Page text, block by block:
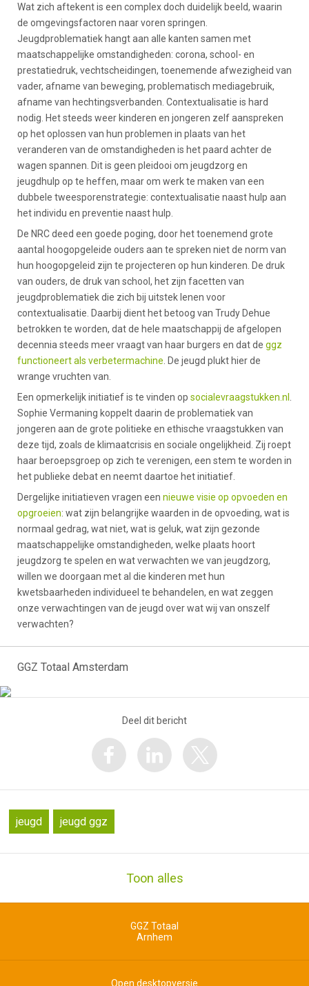
Wat zich aftekent is een complex doch duidelijk beeld, waarin
de omgevingsfactoren naar voren springen.
Jeugdproblematiek hangt aan alle kanten samen met
maatschappelijke omstandigheden: corona, school- en
prestatiedruk, vechtscheidingen, toenemende afwezigheid van
vader, afname van beweging, problematisch mediagebruik,
afname van hechtingsverbanden. Contextualisatie is hard
nodig. Het steeds weer kinderen en jongeren zelf aanspreken
op het oplossen van hun problemen in plaats van het
veranderen van de omstandigheden is het paard achter de
wagen spannen. Dit is geen pleidooi om jeugdzorg en
jeugdhulp op te heffen, maar om werk te maken van een
dubbele tweesporenstrategie: contextualisatie naast hulp aan
het individu en preventie naast hulp.
De NRC deed een goede poging, door het toenemend grote
aantal hoogopgeleide ouders aan te spreken niet de norm van
hun hoogopgeleid zijn te projecteren op hun kinderen. De druk
van ouders, de druk van school, het zijn facetten van
jeugdproblematiek die zich bij uitstek lenen voor
contextualisatie. Daarbij dient het betoog van Trudy Dehue
betrokken te worden, dat de hele maatschappij de afgelopen
decennia steeds meer vraagt van haar burgers en dat de ggz
functioneert als verbetermachine . De jeugd plukt hier de
wrange vruchten van.
Een opmerkelijk initiatief is te vinden op socialevraagstukken.nl
Sophie Vermaning koppelt daarin de problematiek van
jongeren aan de grote politieke en ethische vraagstukken van
deze tijd, zoals de klimaatcrisis en sociale ongelijkheid. Zij roept
haar beroepsgroep op zich te verenigen, een stem te worden in
het publieke debat en neemt daartoe het initiatief.
Dergelijke initiatieven vragen een nieuwe visie op opvoeden en
opgroeien: wat zijn belangrijke waarden in de opvoeding, wat is
normaal gedrag, wat niet, wat is geluk, wat zijn gezonde
maatschappelijke omstandigheden, welke plaats hoort
jeugdzorg te spelen en wat verwachten we van jeugdzorg,
willen we doorgaan met al die kinderen met hun
kwetsbaarheden individueel te behandelen, en wat zeggen
onze verwachtingen van de jeugd over wat wij van onszelf
verwachten?
GGZ Totaal Amsterdam
Deel dit bericht
jeugd jeugd ggz
Toon alles
GGZ Totaal
Arnhem
Open desktopversie